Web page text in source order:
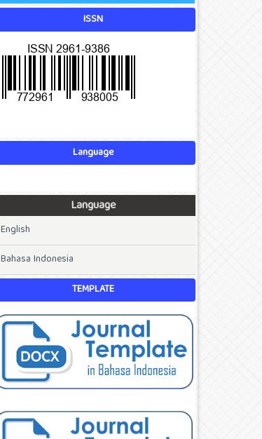
ISSN
Language
Language
English
Bahasa Indonesia
TEMPLATE